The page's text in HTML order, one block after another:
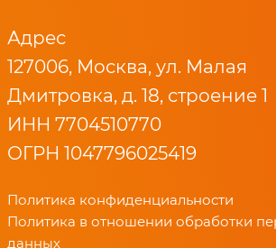
Адрес
127006, Москва, ул. Малая
Дмитровка, д. 18, строение 1
ИНН 7704510770
ОГРН 1047796025419
Политика конфиденциальности
Политика в отношении обработки
данных